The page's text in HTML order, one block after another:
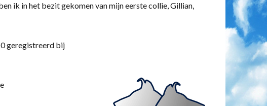
ik in het bezit gekomen van mijn eerste collie, Gillian,
geregistreerd bij